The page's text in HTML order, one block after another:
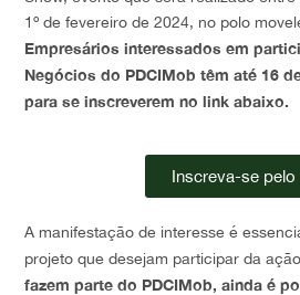
1º de fevereiro de 2024, no polo
Empresários interessados em
Negócios do PDCIMob têm até 16
para se inscreverem no link abaixo.
Inscreva-se pelo
A manifestação de interesse é
projeto que desejam participar da
fazem parte do PDCIMob, ainda é